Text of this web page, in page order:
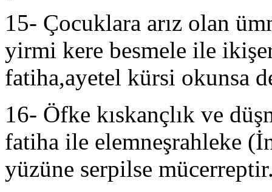
15- Çocuklara arız olan
yirmi kere besmele ile
fatiha,ayetel kürsi okunsa
16- Öfke kıskançlık ve
fatiha ile elemneşrahleke
yüzüne serpilse